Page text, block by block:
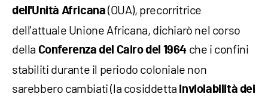
dell'Unità Africana (OUA), precorritrice
dell'attuale Unione Africana, dichiarò nel corso
della Conferenza del Cairo del 1964 che i confini
stabiliti durante il periodo coloniale non
sarebbero cambiati (la cosiddetta inviolabilità dei